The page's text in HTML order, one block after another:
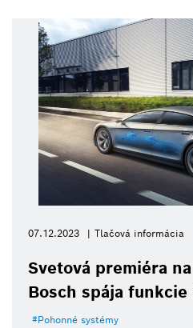
07.12.2023 Tlačová informácia
Svetová premiéra
Bosch spája
Pohonné systémy